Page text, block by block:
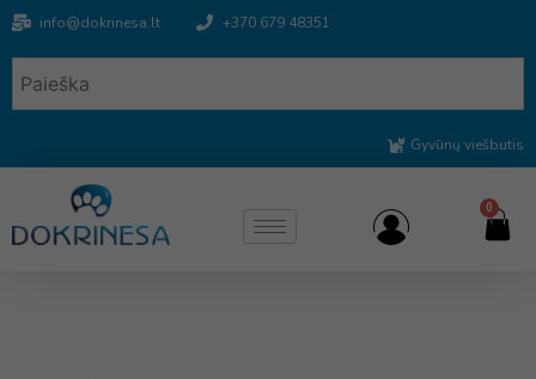
info@dokrinesa.lt +370 679 48351
Gyvūnų viešbutis
0